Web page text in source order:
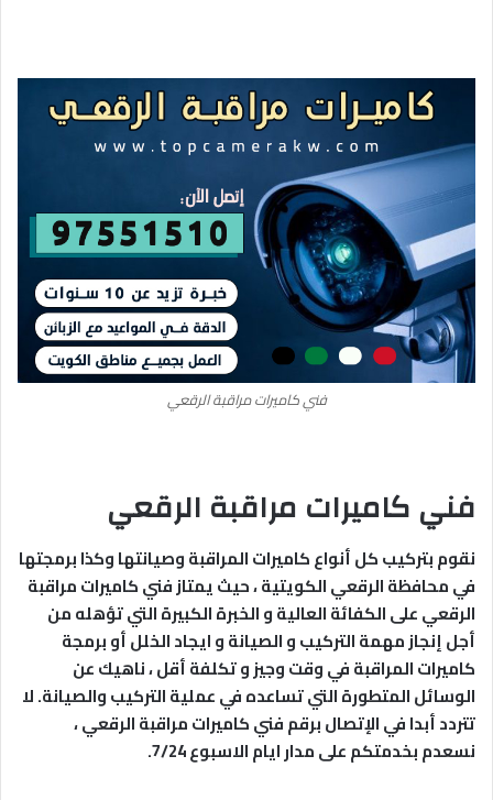
فني كاميرات مراقبة الرقعي
فني كاميرات مراقبة الرقعي
نقوم بتركيب كل أنواع كاميرات المراقبة وصيانتها وكذا برمجتها
في محافظة الرقعي الكويتية ، حيث يمتاز فني كاميرات مراقبة
الرقعي على الكفائة العالية و الخبرة الكبيرة التي تؤهله من
أجل إنجاز مهمة التركيب و الصيانة و ايجاد الخلل أو برمجة
كاميرات المراقبة في وقت وجيز و تكلفة أقل ، ناهيك عن
الوسائل المتطورة التي تساعده في عملية التركيب والصيانة. لا
تتردد أبدا في الإتصال برقم فني كاميرات مراقبة الرقعي ،
نسعدم بخدمتكم على مدار ايام الاسبوع 7/24.